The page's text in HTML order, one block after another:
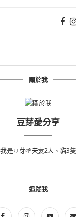
關於我
豆芽愛分享
我是豆芽🌱夫妻2人、貓3隻
追蹤我